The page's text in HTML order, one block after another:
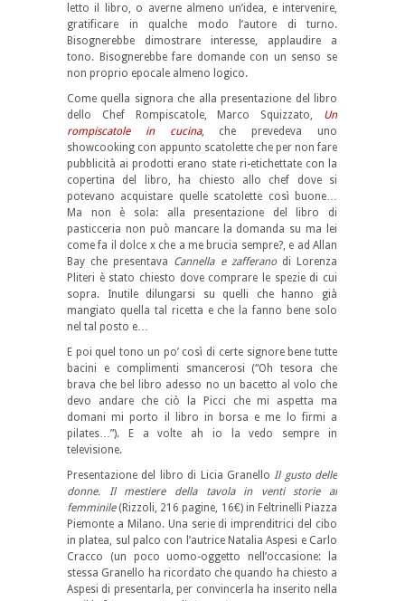
letto il libro, o averne almeno un’idea, e intervenire,
gratificare in qualche modo l’autore di turno.
Bisognerebbe dimostrare interesse, applaudire a
tono. Bisognerebbe fare domande con un senso se
non proprio epocale almeno logico.
Come quella signora che alla presentazione del libro
dello Chef Rompiscatole, Marco Squizzato, Un
rompiscatole in cucina, che prevedeva uno
showcooking con appunto scatolette che per non fare
pubblicità ai prodotti erano state ri-etichettate con la
copertina del libro, ha chiesto allo chef dove si
potevano acquistare quelle scatolette così buone…
Ma non è sola: alla presentazione del libro di
pasticceria non può mancare la domanda su ma lei
come fa il dolce x che a me brucia sempre?, e ad Allan
Bay che presentava Cannella e zafferanodi Lorenza
Pliteri è stato chiesto dove comprare le spezie di cui
sopra. Inutile dilungarsi su quelli che hanno già
mangiato quella tal ricetta e che la fanno bene solo
nel tal posto e…
E poi quel tono un po’ così di certe signore bene tutte
bacini e complimenti smancerosi (“Oh tesora che
brava che bel libro adesso no un bacetto al volo che
devo andare che ciò la Picci che mi aspetta ma
domani mi porto il libro in borsa e me lo firmi a
pilates…”). E a volte ah io la vedo sempre in
televisione.
Presentazione del libro di Licia GranelloIl gusto delle
donne. Il mestiere della tavola in venti storie al
femminile (Rizzoli, 216 pagine, 16€) in Feltrinelli Piazza
Piemonte a Milano. Una serie di imprenditrici del cibo
in platea, sul palco con l’autrice Natalia Aspesi e Carlo
Cracco (un poco uomo-oggetto nell’occasione: la
stessa Granello ha ricordato che quando ha chiesto a
Aspesi di presentarla, per convincerla ha inserito nella